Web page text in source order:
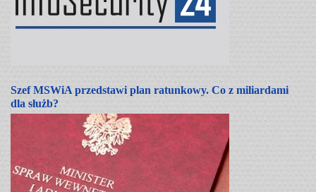
Szef MSWiA przedstawi plan ratunkowy. Co z miliardami
dla służb?